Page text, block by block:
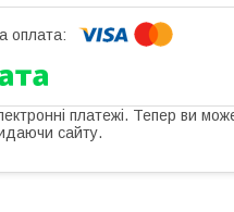
платежі. Тепер ви
сайту.